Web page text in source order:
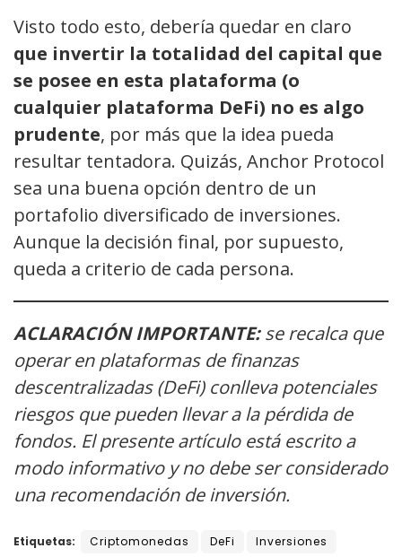
Visto todo esto, debería quedar en claro
que invertir la totalidad del capital que
se posee en esta plataforma (o
cualquier plataforma DeFi) no es algo
prudente, por más que la idea pueda
resultar tentadora. Quizás, Anchor Protocol
sea una buena opción dentro de un
portafolio diversificado de inversiones.
Aunque la decisión final, por supuesto,
queda a criterio de cada persona.
ACLARACIÓN IMPORTANTE:se recalca que
operar en plataformas de finanzas
descentralizadas (DeFi) conlleva potenciales
riesgos que pueden llevar a la pérdida de
fondos. El presente artículo está escrito a
modo informativo y no debe ser considerado
una recomendación de inversión.
Etiquetas: Criptomonedas DeFi
Inversiones